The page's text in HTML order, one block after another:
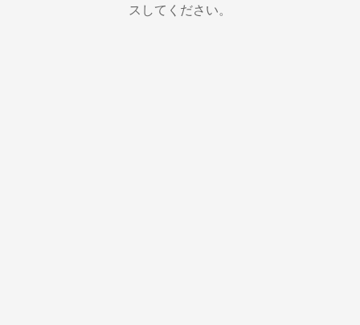
スしてください。